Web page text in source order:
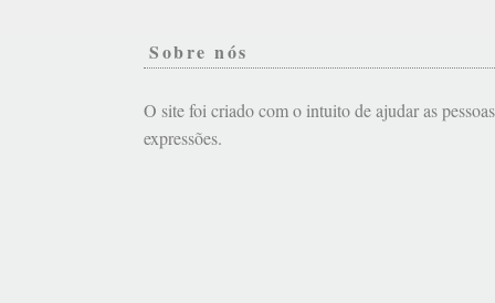
Sobre nós
O site foi criado com o intuito de ajudar as
expressões.